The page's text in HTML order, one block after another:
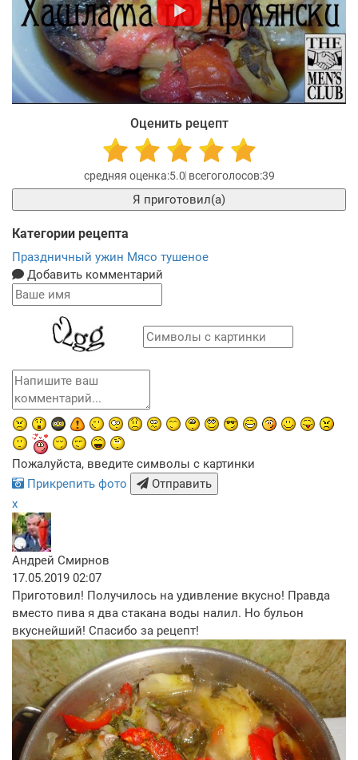
Оценить рецепт
5.0 39
Я приготовил(а)
Категории рецепта
Праздничный ужин Мясо тушеное
Добавить комментарий
Пожалуйста, введите символы с картинки
Прикрепить фото
Отправить
x
Андрей Смирнов
17.05.2019 02:07
Приготовил! Получилось на удивление вкусно! Правда
вместо пива я два стакана воды налил. Но бульон
вкуснейший! Спасибо за рецепт!